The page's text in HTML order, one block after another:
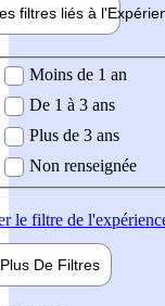
filtres liés à l'
demandée
Moins de 1 an
De 1 à 3 ans
Plus de 3 ans
Non renseignée
le filtre de
Plus De Filtres